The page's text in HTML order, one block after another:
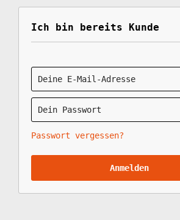
Ich bin bereits Kunde
Passwort vergessen?
Anmelden